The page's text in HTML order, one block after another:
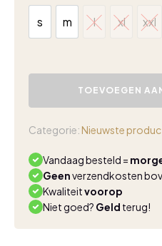
s
s
m
m
l
l
xl
xl
xxl
xxl
Triple
Nena
51813
aantal
TOEVOEGEN
Categorie: Nieuwste
Vandaag besteld =
Geenverzendkosten
Kwaliteitvoorop
Niet goed? Geld terug!